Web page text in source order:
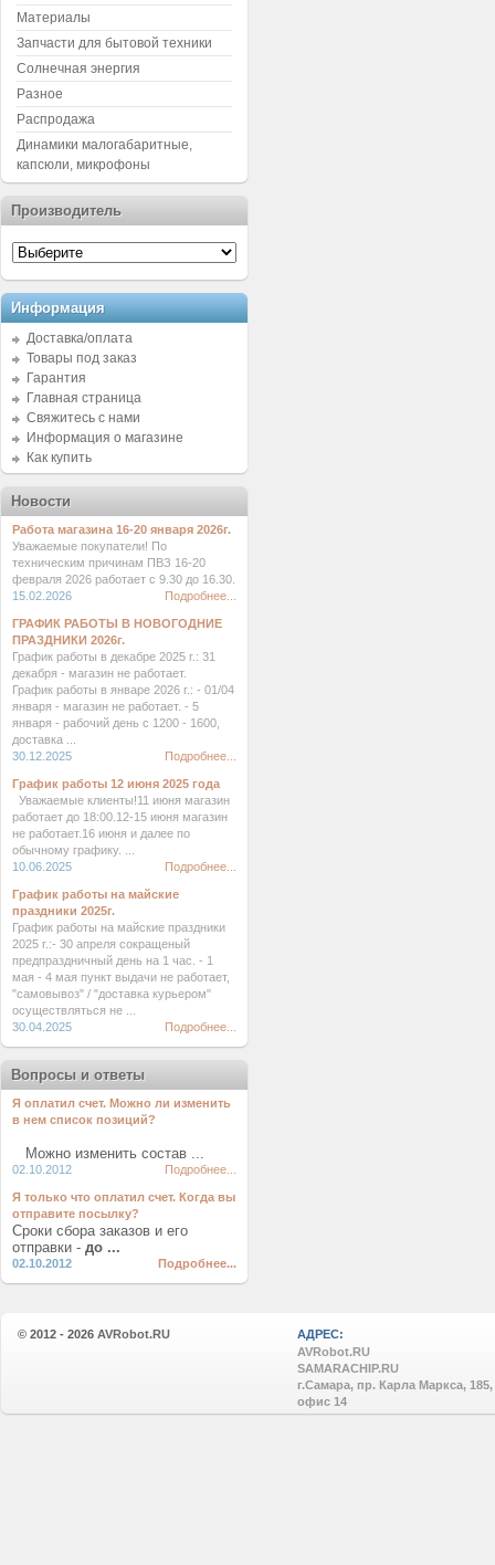
Материалы
Запчасти для бытовой техники
Солнечная энергия
Разное
Распродажа
Динамики малогабаритные,
капсюли, микрофоны
Производитель
Информация
Доставка/оплата
Товары под заказ
Гарантия
Главная страница
Свяжитесь с нами
Информация о магазине
Как купить
Новости
Работа магазина 16-20 января 2026г.
Уважаемые покупатели! По
техническим причинам ПВЗ 16-20
февраля 2026 работает с 9.30 до 16.30.
15.02.2026
Подробнее...
ГРАФИК РАБОТЫ В НОВОГОДНИЕ
ПРАЗДНИКИ 2026г.
График работы в декабре 2025 г.: 31
декабря - магазин не работает.
График работы в январе 2026 г.: - 01/04
января - магазин не работает. - 5
января - рабочий день с 1200 - 1600,
доставка ...
30.12.2025
Подробнее...
График работы 12 июня 2025 года
Уважаемые клиенты!11 июня магазин
работает до 18:00.12-15 июня магазин
не работает.16 июня и далее по
обычному графику. ...
10.06.2025
Подробнее...
График работы на майские
праздники 2025г.
График работы на майские праздники
2025 г.:- 30 апреля сокращеный
предпраздничный день на 1 час. - 1
мая - 4 мая пункт выдачи не работает,
"самовывоз" / "доставка курьером"
осуществляться не ...
30.04.2025
Подробнее...
Вопросы и ответы
Я оплатил счет. Можно ли изменить
в нем список позиций?
Можно изменить состав ...
02.10.2012 Подробнее...
Я только что оплатил счет. Когда вы
отправите посылку?
Сроки сбора заказов и его
отправки - до ...
02.10.2012 Подробнее...
© 2012 - 2026 AVRobot.RU
АДРЕС:
AVRobot.RU
SAMARACHIP.RU
г.Самара, пр. Карла Маркса, 185,
офис 14